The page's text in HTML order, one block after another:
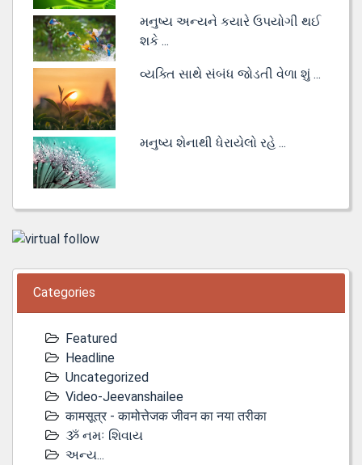
મનુષ્ય અન્યને કયારે ઉપયોગી થઈ
શકે ...
વ્યક્તિ સાથે સંબંધ જોડતી વેળા શું ...
મનુષ્ય શેનાથી ધેરાયેલો રહે ...
Categories
Featured
Headline
Uncategorized
Video-Jeevanshailee
कामसूत्र - कामोत्तेजक जीवन का नया तरीका
ૐ નમઃ શિવાય
અન્ય...